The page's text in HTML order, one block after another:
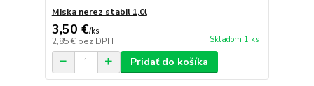
Miska nerez stabil 1,0l
3,50 €/ks
2,85 € bez DPH Skladom 1 ks
Pridať do košíka